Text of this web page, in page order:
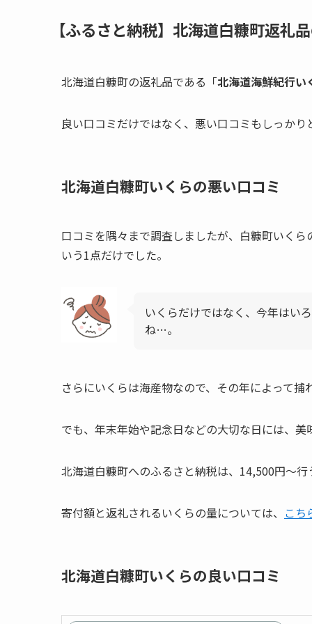
【ふるさと納税】北海道白糠町返礼
北海道白糠町の返礼品である「北海道海鮮紀行い
良い口コミだけではなく、悪い口コミもしっか
北海道白糠町いくらの悪い口コミ
口コミを隅々まで調査しましたが、白糠町いくら
いう1点だけでした。
いくらだけではなく、今年はい
ね…。
さらにいくらは海産物なので、その年によって
でも、年末年始や記念日などの大切な日には、
北海道白糠町へのふるさと納税は、14,500円～
寄付額と返礼されるいくらの量については、 こち
北海道白糠町いくらの良い口コミ